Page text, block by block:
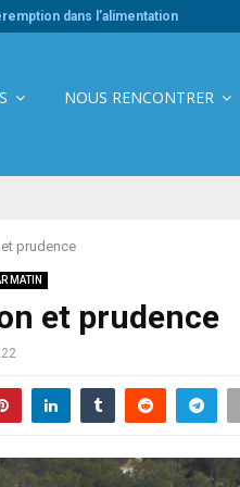
dans l’alimentation
NOUS RENCONTRER
prudence
MATIN
et prudence